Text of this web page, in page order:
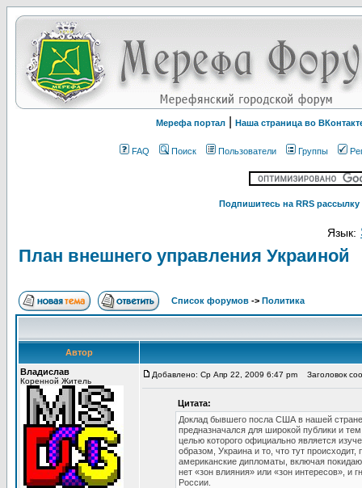
Мерефа портал Наша страница во
FAQ Поиск Пользователи Группы
Подпишитесь на RRS
Язык:
План внешнего управления Украиной
Список форумов -> Политика
Автор
Владислав
Коренной Житель
Добавлено: Ср Апр 22, 2009 6:47 pm Заголовок
Цитата:
Доклад бывшего посла США в нашей
предназначался для широкой публики и
целью которого официально является
образом, Украина и то, что тут
американские дипломаты, включая
нет «зон влияния» или «зон интересов», и
России.